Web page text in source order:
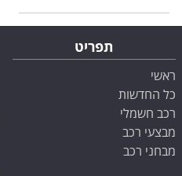
תפריט
ראשי
כל החדשות
רכב חשמלי
מבצעי רכב
מבחני רכב